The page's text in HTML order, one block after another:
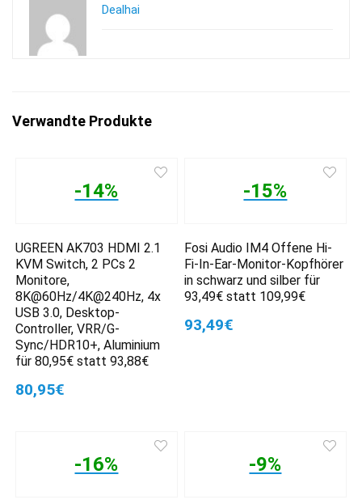
Dealhai
Verwandte Produkte
-14%
UGREEN AK703 HDMI 2.1
KVM Switch, 2 PCs 2
Monitore,
8K@60Hz/4K@240Hz, 4x
USB 3.0, Desktop-
Controller, VRR/G-
Sync/HDR10+, Aluminium
für 80,95€ statt 93,88€
80,95€
-15%
Fosi Audio IM4 Offene Hi-
Fi-In-Ear-Monitor-Kopfhörer
in schwarz und silber für
93,49€ statt 109,99€
93,49€
-16% -9%